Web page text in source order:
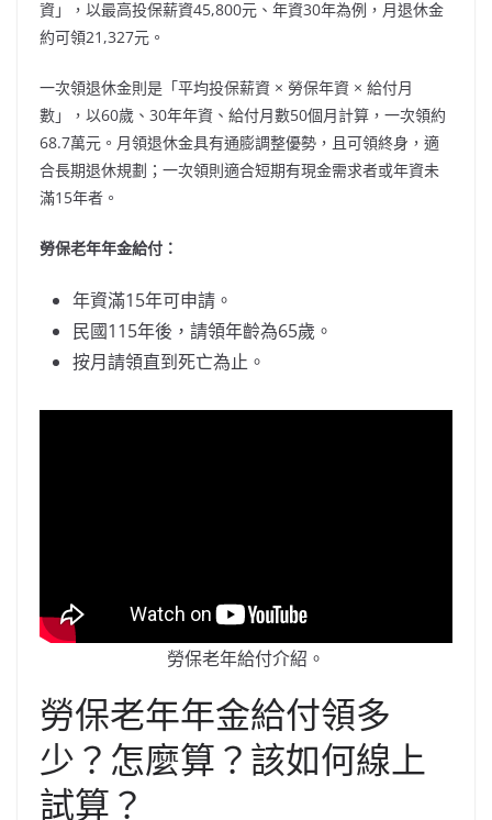
資」，以最高投保薪資45,800元、年資30年為例，月退休金
約可領21,327元。
一次領退休金則是「平均投保薪資 × 勞保年資 × 給付月
數」，以60歲、30年年資、給付月數50個月計算，一次領約
68.7萬元。月領退休金具有通膨調整優勢，且可領終身，適
合長期退休規劃；一次領則適合短期有現金需求者或年資未
滿15年者。
勞保老年年金給付：
年資滿15年可申請。
民國115年後，請領年齡為65歲。
按月請領直到死亡為止。
勞保老年給付介紹。
勞保老年年金給付領多
少？怎麼算？該如何線上
試算？